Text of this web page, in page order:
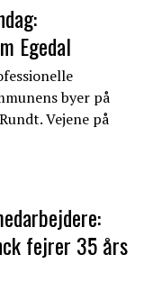
Egedal
byer på
Vejene på
fejrer 35 års